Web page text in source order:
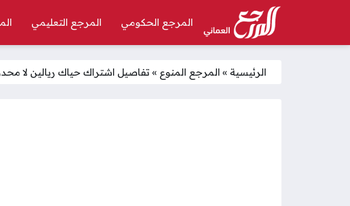
المرجع الحكومي المرجع التعليمي
الرئيسية » المرجع المنوع » تفاصيل اشتراك حياك ريالين لا